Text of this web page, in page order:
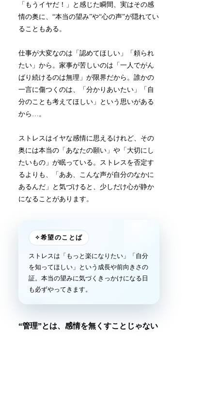
「もうイヤだ！」と感じた瞬間、実はその感
情の奥に、“本当の望み”や“心の声”が隠れてい
ることもある。
仕事が大変なのは「認めてほしい」「頼られ
たい」から。家事が苦しいのは「一人でがん
ばり続けるのは無理」が限界だから。誰かの
一言に傷つくのは、「分かりあいたい」「自
分のことも考えてほしい」という思いがある
から…。
ストレスはイヤな感情に思えるけれど、その
奥には本当の「あなたの願い」や「大切にし
たいもの」が眠っている。ストレスを否定す
るよりも、「ああ、こんな声が自分のなかに
あるんだ」と気づけると、少しだけ心が静か
になることがあります。
✧希望のことば
ストレスは「もっと楽になりたい」「自分
を知ってほしい」という成長や前向きさの
証。本当の望みに気づくきっかけになる日
も必ずやってきます。
“管理”とは、感情を無くすことじゃない